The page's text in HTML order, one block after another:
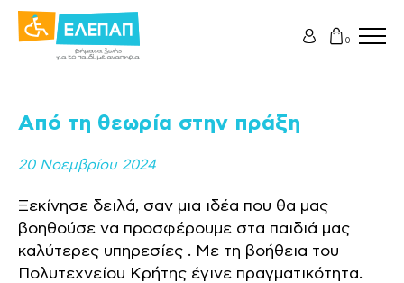
0
Από τη θεωρία στην πράξη
20 Νοεμβρίου 2024
Ξεκίνησε δειλά, σαν μια ιδέα που θα μας
βοηθούσε να προσφέρουμε στα παιδιά μας
καλύτερες υπηρεσίες . Με τη βοήθεια του
Πολυτεχνείου Κρήτης έγινε πραγματικότητα.